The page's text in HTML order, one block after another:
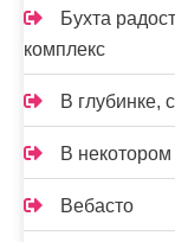
Бухта
комплекс
В глубинке,
В
Вебасто